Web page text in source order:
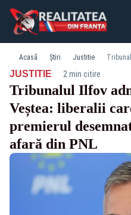
Acasă Știri Justitie
JUSTITIE· 2 min citire
Tribunalul Ilfov
Veștea: liberalii
premierul
afară din PNL